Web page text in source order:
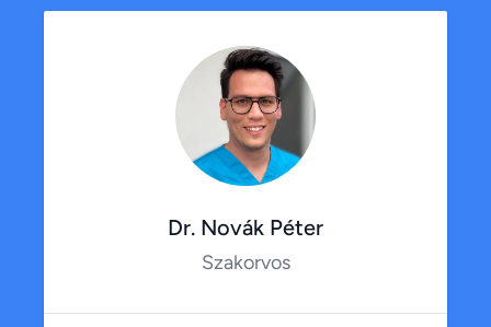
Dr. Novák Péter
Szakorvos